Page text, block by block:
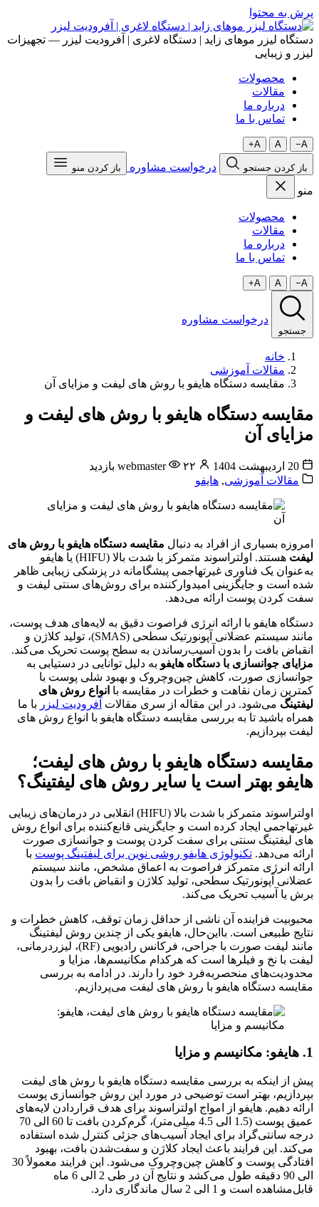
پرش به محتوا
دستگاه لیزر موهای زاید | دستگاه لاغری | آفرودیت لیزر — تجهیزات
لیزر و زیبایی
محصولات
مقالات
درباره ما
تماس با ما
A−
A
A+
باز کردن جستجو درخواست مشاوره باز کردن منو
منو
محصولات
مقالات
درباره ما
تماس با ما
A−
A
A+
جستجو
درخواست مشاوره
خانه
مقالات آموزشی
مقایسه دستگاه هایفو با روش های لیفت و مزایای آن
مقایسه دستگاه هایفو با روش های لیفت و
مزایای آن
20 اردیبهشت 1404 webmaster
۲۲ بازدید
مقالات آموزشی, هایفو
امروزه بسیاری از افراد به دنبال مقایسه دستگاه هایفو با روش های
لیفت
هستند. اولتراسوند متمرکز با شدت بالا (HIFU) یا هایفو
به‌عنوان یک فناوری غیرتهاجمی پیشگامانه در پزشکی زیبایی ظاهر
شده است و جایگزینی امیدوارکننده برای روش‌های سنتی لیفت و
سفت کردن پوست ارائه می‌دهد.
دستگاه هایفو با ارائه انرژی فراصوت دقیق به لایه‌های هدف پوست،
مانند سیستم عضلانی آپونورتیک سطحی (SMAS)، تولید کلاژن و
انقباض بافت را بدون آسیب‌رساندن به سطح پوست تحریک می‌کند.
مزایای جوانسازی با دستگاه هایفو به دلیل توانایی در دستیابی به
جوانسازی صورت، کاهش چین‌وچروک و بهبود شلی پوست با
کمترین زمان نقاهت و خطرات در مقایسه با انواع روش های
لیفتینگ می‌شود. در این مقاله از سری مقالات آفرودیت لیزر با ما
همراه باشید تا به بررسی مقایسه دستگاه هایفو با انواع روش های
لیفت بپردازیم.
مقایسه دستگاه هایفو با روش های لیفت؛
هایفو بهتر است یا سایر روش های لیفتینگ؟
اولتراسوند متمرکز با شدت بالا (HIFU) انقلابی در درمان‌های زیبایی
غیرتهاجمی ایجاد کرده است و جایگزینی قانع‌کننده برای انواع روش
های لیفتینگ سنتی برای سفت کردن پوست و جوانسازی صورت
ارائه می‌دهد. تکنولوژی هایفو روشی نوین برای لیفتینگ پوست با
ارائه انرژی متمرکز فراصوت به اعماق مشخص، مانند سیستم
عضلانی آپونورتیک سطحی، تولید کلاژن و انقباض بافت را بدون
برش یا آسیب تحریک می‌کند.
محبوبیت فزاینده آن ناشی از حداقل زمان توقف، کاهش خطرات و
نتایج طبیعی است. بااین‌حال، هایفو یکی از چندین روش لیفتینگ
مانند لیفت صورت با جراحی، فرکانس رادیویی (RF)، لیزردرمانی،
لیفت با نخ و فیلرها است که هرکدام مکانیسم‌ها، مزایا و
محدودیت‌های منحصربه‌فرد خود را دارند. در ادامه به بررسی
مقایسه دستگاه هایفو با روش های لیفت می‌پردازیم.
1. هایفو: مکانیسم و مزایا
پیش از اینکه به بررسی مقایسه دستگاه هایفو با روش های لیفت
بپردازیم، بهتر است توضیحی در مورد این روش جوانسازی پوست
ارائه دهیم. هایفو از امواج اولتراسوند برای هدف قراردادن لایه‌های
عمیق پوست (1.5 الی 4.5 میلی‌متر)، گرم‌کردن بافت تا 60 الی 70
درجه سانتی‌گراد برای ایجاد آسیب‌های جزئی کنترل شده استفاده
می‌کند. این فرایند باعث ایجاد کلاژن و سفت‌شدن بافت، بهبود
افتادگی پوست و کاهش چین‌وچروک می‌شود. این فرایند معمولاً 30
الی 90 دقیقه طول می‌کشد و نتایج آن در طی 2 الی 6 ماه
قابل‌مشاهده است و 1 الی 2 سال ماندگاری دارد.